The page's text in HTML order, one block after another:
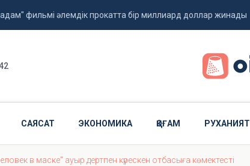
фильмі әлемдік прокатта бір миллиард доллар жинады
қызметін сақтап қалды
САЯСАТ ЭКОНОМИКА ҚОҒАМ РУХАНИЯТ
в маске" ауыр дертпен күрескен отбасыға көмектесті